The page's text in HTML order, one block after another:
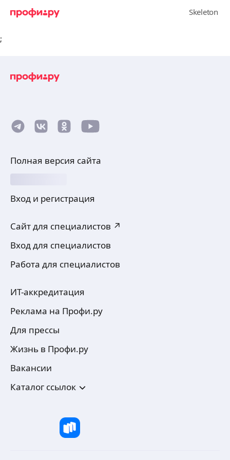
;
Полная версия сайта
Вход и регистрация
Сайт для специалистов ↗
Вход для специалистов
Работа для специалистов
ИТ-аккредитация
Реклама на Профи.ру
Для прессы
Жизнь в Профи.ру
Вакансии
Каталог ссылок